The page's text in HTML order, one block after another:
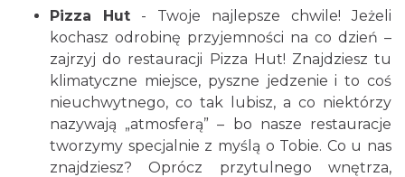
Pizza Hut - Twoje najlepsze chwile! Jeżeli
kochasz odrobinę przyjemności na co dzień –
zajrzyj do restauracji Pizza Hut! Znajdziesz tu
klimatyczne miejsce, pyszne jedzenie i to coś
nieuchwytnego, co tak lubisz, a co niektórzy
nazywają „atmosferą” – bo nasze restauracje
tworzymy specjalnie z myślą o Tobie. Co u nas
znajdziesz? Oprócz przytulnego wnętrza,